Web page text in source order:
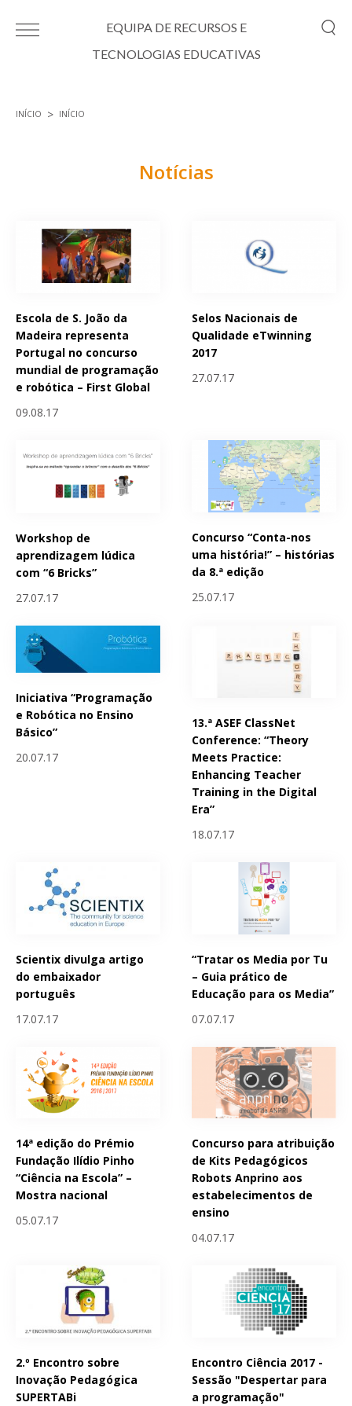
EQUIPA DE RECURSOS E
TECNOLOGIAS EDUCATIVAS
INÍCIO INÍCIO
Notícias
Escola de S. João da
Madeira representa
Portugal no concurso
mundial de programação
e robótica – First Global
09.08.17
Selos Nacionais de
Qualidade eTwinning
2017
27.07.17
Workshop de
aprendizagem lúdica
com “6 Bricks”
27.07.17
Concurso “Conta-nos
uma história!” – histórias
da 8.ª edição
25.07.17
Iniciativa “Programação
e Robótica no Ensino
Básico”
20.07.17
13.ª ASEF ClassNet
Conference: “Theory
Meets Practice:
Enhancing Teacher
Training in the Digital
Era”
18.07.17
Scientix divulga artigo
do embaixador
português
17.07.17
“Tratar os Media por Tu
– Guia prático de
Educação para os Media”
07.07.17
14ª edição do Prémio
Fundação Ilídio Pinho
“Ciência na Escola” –
Mostra nacional
05.07.17
Concurso para atribuição
de Kits Pedagógicos
Robots Anprino aos
estabelecimentos de
ensino
04.07.17
2.º Encontro sobre
Inovação Pedagógica
SUPERTABi
Encontro Ciência 2017 -
Sessão "Despertar para
a programação"
Páginas